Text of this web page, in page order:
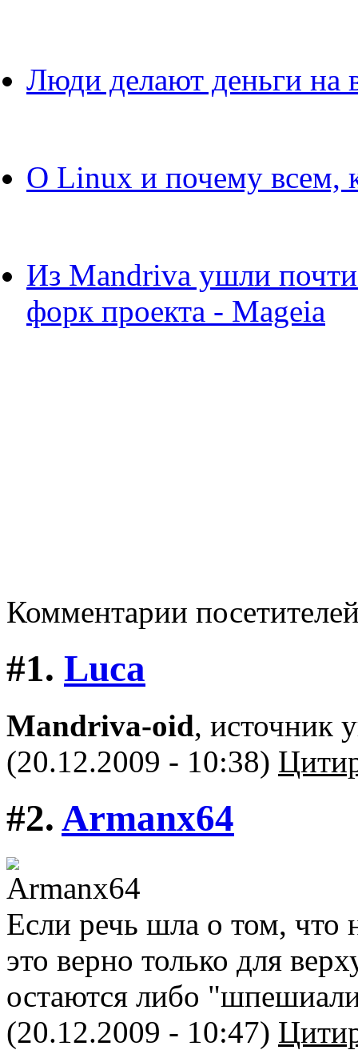
Люди делают деньги на
О Linux и почему всем,
Из Mandriva ушли почти
форк проекта - Mageia
Комментарии
#1. Luca
Mandriva-oid, источник
(20.12.2009 - 10:38)
#2. Armanx64
Если речь шла о том, что
это верно только для
остаются либо
(20.12.2009 - 10:47)